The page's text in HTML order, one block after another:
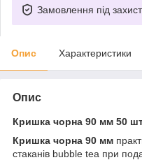
Замовлення під
Опис Характеристики
Опис
Кришка чорна 90 мм 50
Кришка чорна 90 мм
стаканів bubble tea при